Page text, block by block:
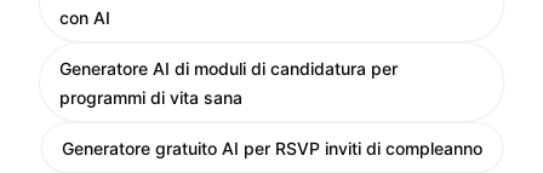
con AI
Generatore AI di moduli di candidatura per
programmi di vita sana
Generatore gratuito AI per RSVP inviti di compleanno